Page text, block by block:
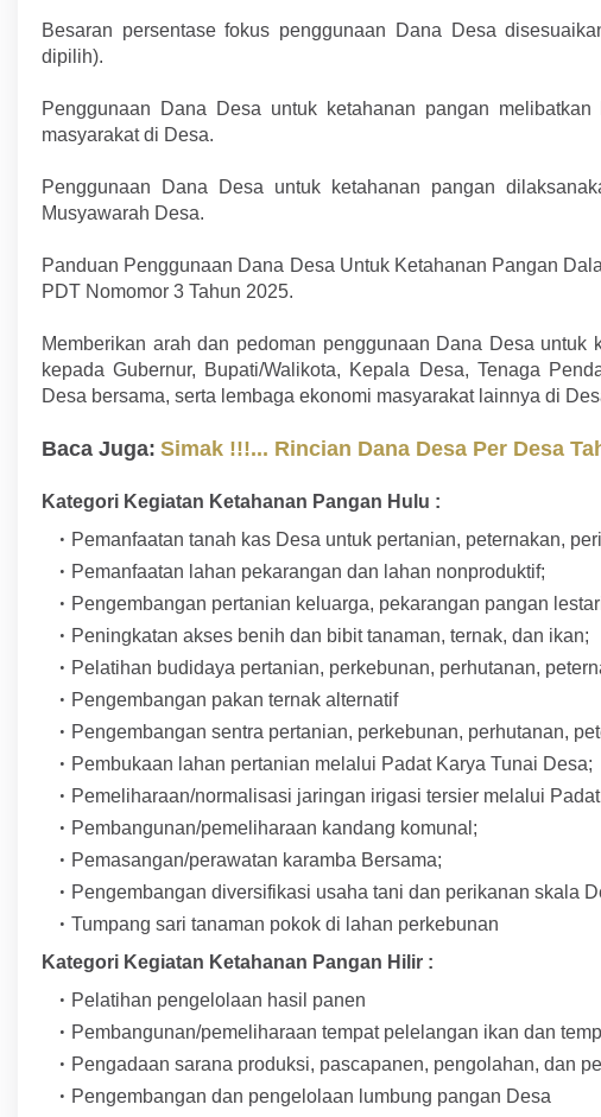
Besaran persentase fokus penggunaan Dana Desa
dipilih).
Penggunaan Dana Desa untuk ketahanan pangan
masyarakat di Desa.
Penggunaan Dana Desa untuk ketahanan pangan
Musyawarah Desa.
Panduan Penggunaan Dana Desa Untuk Ketahanan Pangan
PDT Nomomor 3 Tahun 2025.
Memberikan arah dan pedoman penggunaan Dana Desa
kepada Gubernur, Bupati/Walikota, Kepala Desa, Tenaga
Desa bersama, serta lembaga ekonomi masyarakat lainnya di
Baca Juga: Simak !!!... Rincian Dana Desa Per Desa
Kategori Kegiatan Ketahanan Pangan Hulu :
Pemanfaatan tanah kas Desa untuk pertanian, peternakan,
Pemanfaatan lahan pekarangan dan lahan nonproduktif;
Pengembangan pertanian keluarga, pekarangan pangan
Peningkatan akses benih dan bibit tanaman, ternak, dan ikan;
Pelatihan budidaya pertanian, perkebunan, perhutanan,
Pengembangan pakan ternak alternatif
Pengembangan sentra pertanian, perkebunan, perhutanan,
Pembukaan lahan pertanian melalui Padat Karya Tunai Desa;
Pemeliharaan/normalisasi jaringan irigasi tersier melalui
Pembangunan/pemeliharaan kandang komunal;
Pemasangan/perawatan karamba Bersama;
Pengembangan diversifikasi usaha tani dan perikanan skala
Tumpang sari tanaman pokok di lahan perkebunan
Kategori Kegiatan Ketahanan Pangan Hilir :
Pelatihan pengelolaan hasil panen
Pembangunan/pemeliharaan tempat pelelangan ikan dan
Pengadaan sarana produksi, pascapanen, pengolahan, dan
Pengembangan dan pengelolaan lumbung pangan Desa